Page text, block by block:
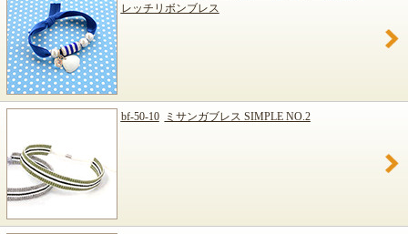
レッチリボンブレス
bf-50-10 ミサンガブレス SIMPLE NO.2